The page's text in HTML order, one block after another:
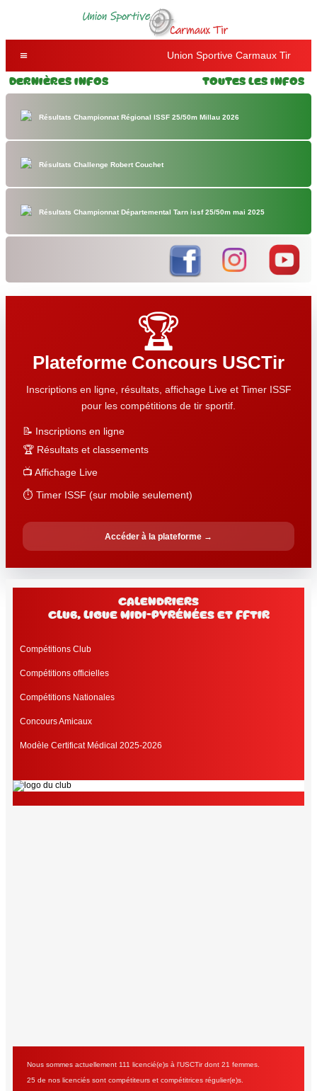
Union Sportive Carmaux Tir
Dernières Infos Toutes les Infos
Résultats Championnat Régional ISSF 25/50m Millau 2026
Résultats Challenge Robert Couchet
Résultats Championnat Départemental Tarn issf 25/50m mai 2025
🏆
Plateforme Concours USCTir
Inscriptions en ligne, résultats, affichage Live et Timer ISSF
pour les compétitions de tir sportif.
📝 Inscriptions en ligne
🏆 Résultats et classements
📺 Affichage Live
⏱️ Timer ISSF (sur mobile seulement)
Accéder à la plateforme →
Calendriers
club, Ligue Midi-Pyrénées et FFtir
Compétitions Club
Compétitions officielles
Compétitions Nationales
Concours Amicaux
Modèle Certificat Médical 2025-2026
Nous sommes actuellement 111 licencié(e)s à l'USCTir dont 21 femmes.
25 de nos licenciés sont compétiteurs et compétitrices régulier(e)s.